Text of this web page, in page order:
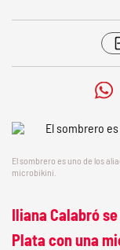
El sombrero es uno de los
microbikini.
Iliana Calabró
Plata con una